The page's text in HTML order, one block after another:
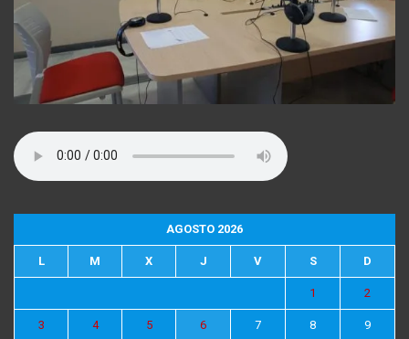
AGOSTO 2026
L M X J V S D
1 2
3 4 5 6 7 8 9